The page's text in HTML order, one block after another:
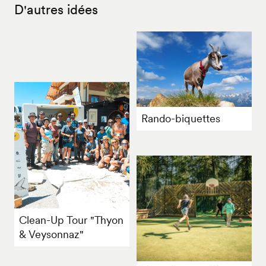
D'autres idées
Rando-biquettes
Clean-Up Tour "Thyon
& Veysonnaz"